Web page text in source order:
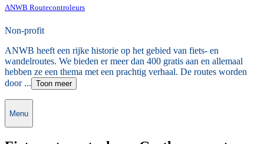
ANWB Routecontroleurs
Non-profit
ANWB heeft een rijke historie op het gebied van fiets- en
wandelroutes. We bieden er meer dan 400 gratis aan en allemaal
hebben ze een thema met een prachtig verhaal. De routes worden
door ... Toon meer
Menu